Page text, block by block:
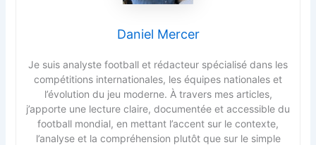
Daniel Mercer
Je suis analyste football et rédacteur spécialisé dans les
compétitions internationales, les équipes nationales et
l’évolution du jeu moderne. À travers mes articles,
j’apporte une lecture claire, documentée et accessible du
football mondial, en mettant l’accent sur le contexte,
l’analyse et la compréhension plutôt que sur le simple